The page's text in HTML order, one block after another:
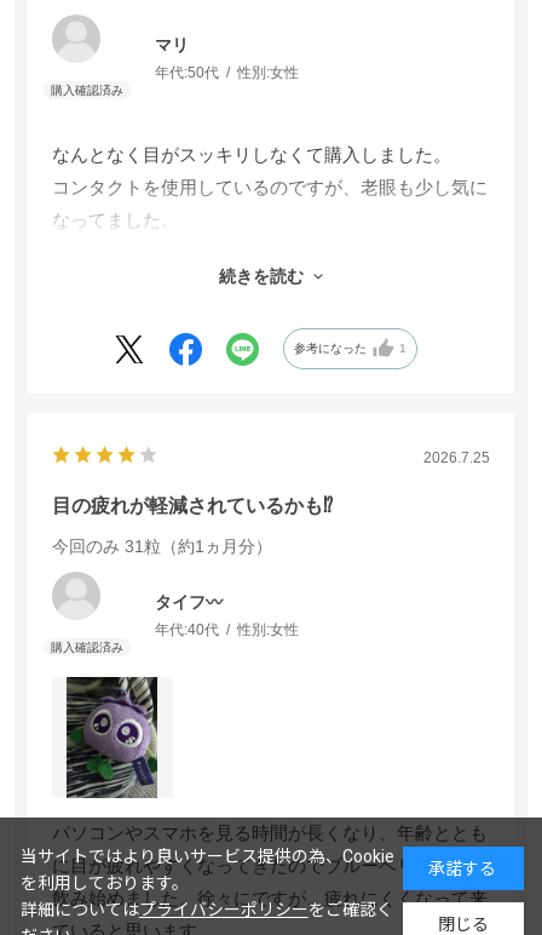
マリ
年代:50代 性別:女性
なんとなく目がスッキリしなくて購入しました。
コンタクトを使用しているのですが、老眼も少し気に
なってました。
続きを読む
参考になった 1
2026.7.25
目の疲れが軽減されているかも⁉️
今回のみ 31粒（約1ヵ月分）
タイフ〰️
年代:40代 性別:女性
パソコンやスマホを見る時間が長くなり、年齢ととも
に目が疲れやすくなってきたのでブルーベリーアイを
飲み始めました。徐々にですが、疲れにくくなって来
当サイトではより良いサービス提供の為、Cookie
を利用しております。
詳細についてはプライバシーポリシーをご確認く
閉じる
承諾する